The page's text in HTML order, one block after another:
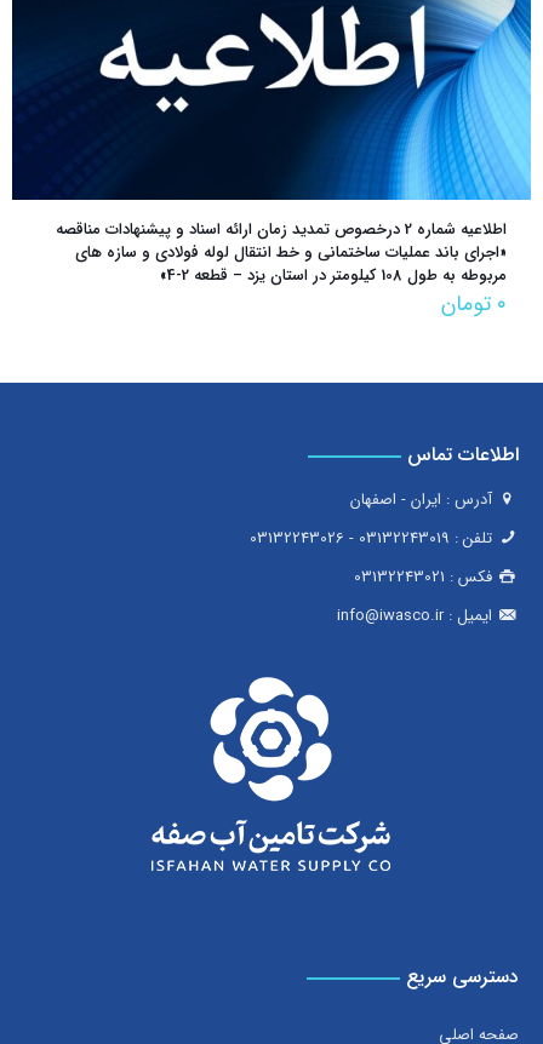
اطلاعیه شماره 2 درخصوص تمدید زمان ارائه اسناد و پیشنهادات مناقصه‌
«اجراي باند عمليات ساختماني و خط انتقال لوله فولادي و سازه هاي
مربوطه به طول 108 كيلومتر در استان يزد – قطعه 2-4»
۰ تومان
اطلاعات تماس
آدرس : ایران - اصفهان
تلفن : 03132243019
-
03132243026
فکس : 03132243021
ایمیل :info@iwasco.ir
دسترسی سریع
صفحه اصلی